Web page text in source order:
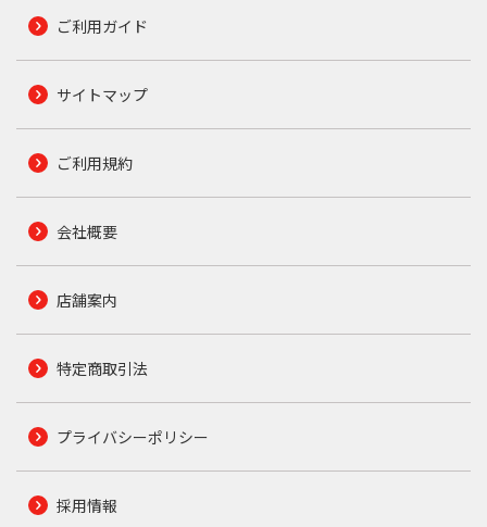
ご利用ガイド
サイトマップ
ご利用規約
会社概要
店舗案内
特定商取引法
プライバシーポリシー
採用情報